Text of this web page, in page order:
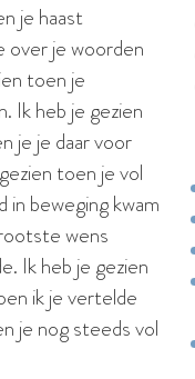
je haast
over je woorden
toen je
Ik heb je gezien
je je daar voor
toen je vol
beweging kwam
wens
Ik heb je gezien
ik je vertelde
je nog steeds vol